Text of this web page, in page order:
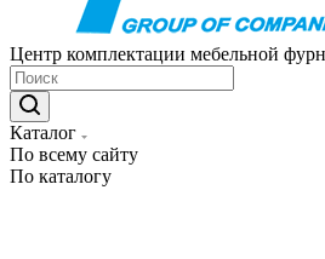
Центр комплектации мебельной
Каталог
По всему сайту
По каталогу